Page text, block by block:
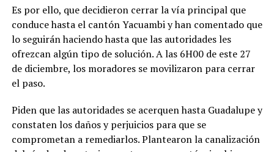
Es por ello, que decidieron cerrar la vía principal que
conduce hasta el cantón Yacuambi y han comentado que
lo seguirán haciendo hasta que las autoridades les
ofrezcan algún tipo de solución. A las 6H00 de este 27
de diciembre, los moradores se movilizaron para cerrar
el paso.
Piden que las autoridades se acerquen hasta Guadalupe y
constaten los daños y perjuicios para que se
comprometan a remediarlos. Plantearon la canalización